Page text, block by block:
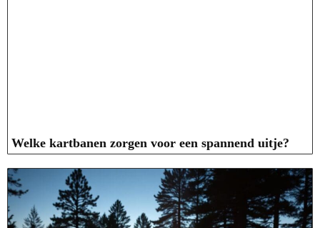
Welke kartbanen zorgen voor een spannend uitje?